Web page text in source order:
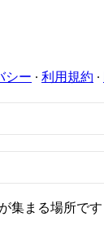
シー ∙ 利用規約 ∙
集まる場所です